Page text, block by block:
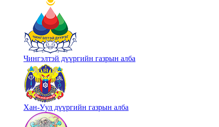
Чингэлтэй дүүргийн газрын алба
Хан-Уул дүүргийн газрын алба